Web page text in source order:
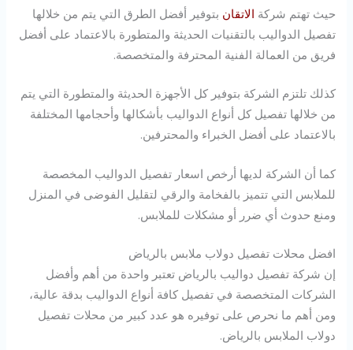
حيث تهتم شركة الاتقان بتوفير أفضل الطرق التي يتم من خلالها
تفصيل الدواليب بالتقنيات الحديثة والمتطورة بالاعتماد على أفضل
فريق من العمالة الفنية المحترفة والمتخصصة.
كذلك تلتزم الشركة بتوفير كل الأجهزة الحديثة والمتطورة التي يتم
من خلالها تفصيل كل أنواع الدواليب بأشكالها وأحجامها المختلفة
بالاعتماد على أفضل الخبراء والمحترفين.
كما أن الشركة لديها أرخص اسعار تفصيل الدواليب المخصصة
للملابس التي تتميز بالفخامة والرقي لتقليل الفوضى في المنزل
ومنع حدوث أي ضرر أو مشكلات للملابس.
افضل محلات تفصيل دولاب ملابس بالرياض
إن شركة تفصيل دواليب بالرياض تعتبر واحدة من أهم وأفضل
الشركات المتخصصة في تفصيل كافة أنواع الدواليب بدقة عالية،
ومن أهم ما نحرص على توفيره هو عدد كبير من محلات تفصيل
دولاب الملابس بالرياض.